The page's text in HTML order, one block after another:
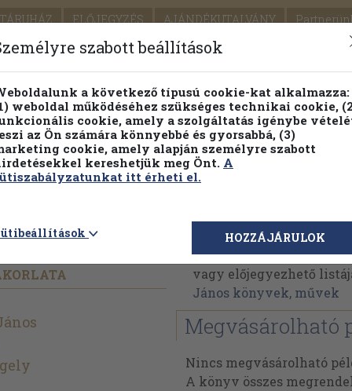
ELŐJEGYZÉS AJÁNDÉKUTALVÁNY
SEGÍTSÉG
PILLANATNYI ÁRAINK FENNTARTHATÓ
Részletes kereső Témaköri fa
Lehoczky János
Lehoczky János
vagy előjegyezhető
János könyvek, művek
Megvásárolható
Nincs megvásárolható
A könyv összes
szabott beállítások
a következő típusú cookie-kat alkalmazza:
weboldal működéséhez szükséges technikai cookie,
cookie, amely a szolgáltatás igénybe
az Ön számára könnyebbé és gyorsabbá, (3)
cookie, amely alapján személyre szabott
kereshetjük meg Önt. A
itt érheti el.
HOZZÁJÁRULOK